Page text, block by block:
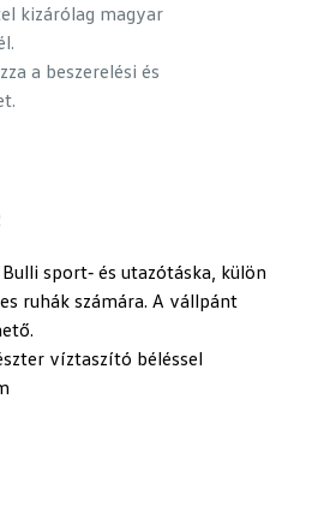
sport‑ és utazótáska, külön
ruhák számára. A vállpánt
víztaszító béléssel
kizárólag magyar
a beszerelési és